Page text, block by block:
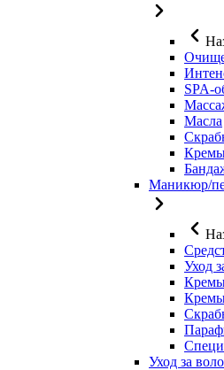
SPA-
Масла
Маникюр/
Уход
Уход за